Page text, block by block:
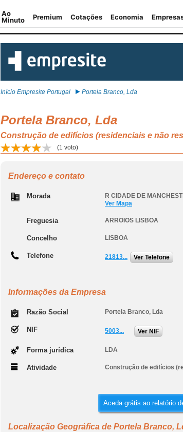
Início Empresite Portugal Portela Branco, Lda
Portela Branco, Lda
Construção de edifícios (residenciais e não
(1 voto)
Endereço e contato
Morada R CIDADE DE
Ver Mapa
Freguesia ARROIOS LISBOA
Concelho LISBOA
Telefone 21813... Ver Telefone
Informações da Empresa
Razão Social Portela Branco, Lda
NIF 5003... Ver NIF
Forma jurídica LDA
Atividade Construção de edifícios
Aceda grátis ao relatório
Localização Geográfica de Portela Branco,